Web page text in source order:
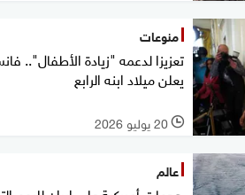
منوعات
تعزيزا لدعمه "زيادة الأطفال"..
يعلن ميلاد ابنه الرابع
l 20 يوليو 2026
عالم